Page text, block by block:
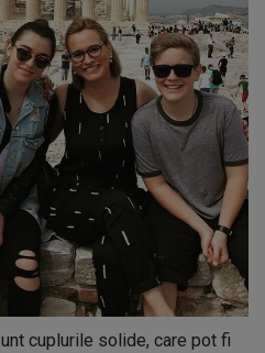
cuplurile solide, care pot fi